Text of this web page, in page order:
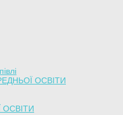
ОСВІТИ
ОСВІТИ